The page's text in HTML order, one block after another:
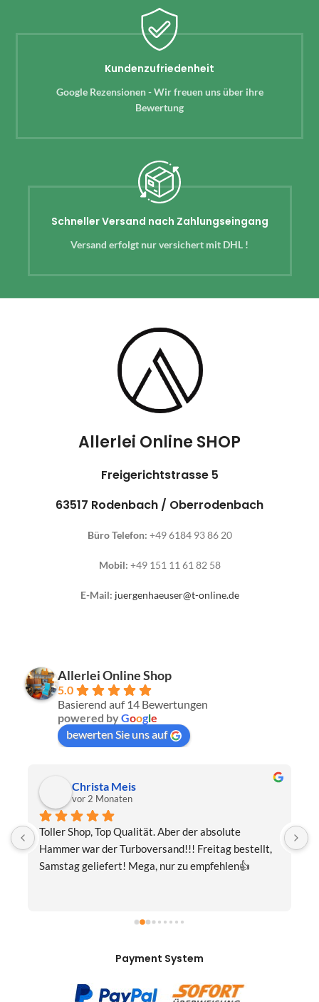
Kundenzufriedenheit
Google Rezensionen - Wir freuen uns über ihre
Bewertung
Schneller Versand nach Zahlungseingang
Versand erfolgt nur versichert mit DHL !
Allerlei Online SHOP
Freigerichtstrasse 5
63517 Rodenbach / Oberrodenbach
Büro Telefon: +49 6184 93 86 20
Mobil: +49 151 11 61 82 58
E-Mail: juergenhaeuser@t-online.de
Allerlei Online Shop
5.0
Basierend auf 14 Bewertungen
powered byGoogle
bewerten Sie uns auf
Christa Meis
vor 2 Monaten
Toller Shop, Top Qualität. Aber der absolute
Hammer war der Turboversand!!! Freitag bestellt,
Samstag geliefert! Mega, nur zu empfehlen👍
Payment System